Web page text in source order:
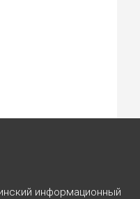
информационный